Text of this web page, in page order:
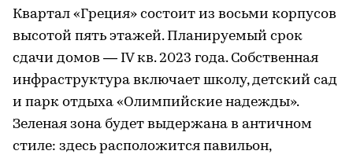
Квартал «Греция» состоит из восьми корпусов
высотой пять этажей. Планируемый срок
сдачи домов — IV кв. 2023 года. Собственная
инфраструктура включает школу, детский сад
и парк отдыха «Олимпийские надежды».
Зеленая зона будет выдержана в античном
стиле: здесь расположится павильон,